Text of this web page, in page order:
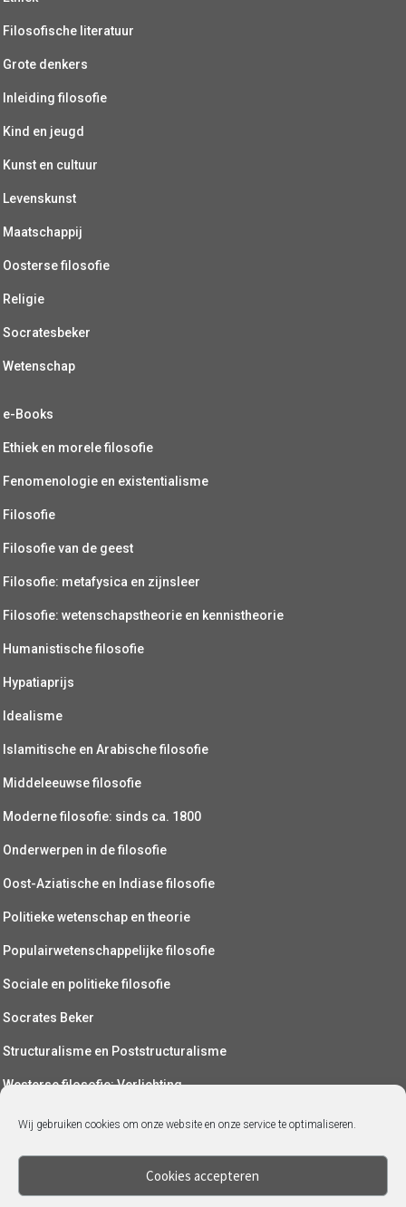
Wij gebruiken cookies om onze website en onze service te optimaliseren.
Cookies accepteren
Filosofische literatuur
Grote denkers
Inleiding filosofie
Kind en jeugd
Kunst en cultuur
Levenskunst
Maatschappij
Oosterse filosofie
Religie
Socratesbeker
Wetenschap
e-Books
Ethiek en morele filosofie
Fenomenologie en existentialisme
Filosofie
Filosofie van de geest
Filosofie: metafysica en zijnsleer
Filosofie: wetenschapstheorie en kennistheorie
Humanistische filosofie
Hypatiaprijs
Idealisme
Islamitische en Arabische filosofie
Middeleeuwse filosofie
Moderne filosofie: sinds ca. 1800
Onderwerpen in de filosofie
Oost-Aziatische en Indiase filosofie
Politieke wetenschap en theorie
Populairwetenschappelijke filosofie
Sociale en politieke filosofie
Socrates Beker
Structuralisme en Poststructuralisme
Westerse filosofie: Verlichting
Wetenschapsfilosofie